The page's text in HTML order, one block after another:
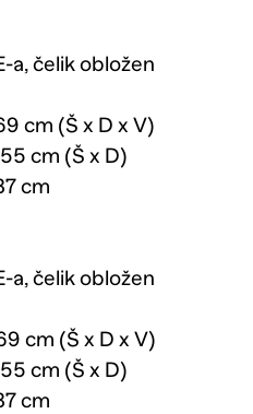
a, čelik obložen
cm (Š x D x V)
cm (Š x D)
cm
a, čelik obložen
cm (Š x D x V)
cm (Š x D)
cm